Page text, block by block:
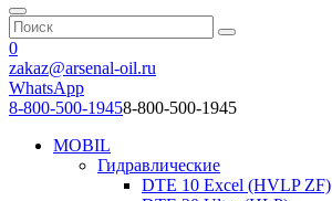
0
zakaz@arsenal-oil.ru
WhatsApp
8-800-500-19458-800-500-1945
MOBIL
Гидравлические
DTE 10 Excel (HVLP ZF)